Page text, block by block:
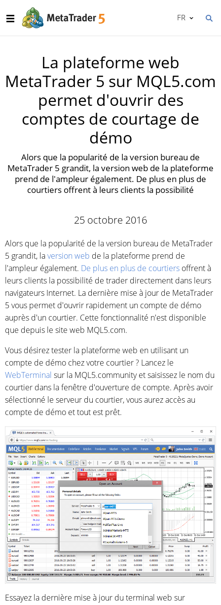
FR
La plateforme web
MetaTrader 5 sur MQL5.com
permet d'ouvrir des
comptes de courtage de
démo
Alors que la popularité de la version bureau de
MetaTrader 5 grandit, la version web de la plateforme
prend de l'ampleur également. De plus en plus de
courtiers offrent à leurs clients la possibilité
25 octobre 2016
Alors que la popularité de la version bureau de MetaTrader
5 grandit, laversion web de la plateforme prend de
l'ampleur également. De plus en plus de courtiers offrent à
leurs clients la possibilité de trader directement dans leurs
navigateurs Internet. La dernière mise à jour de MetaTrader
5 vous permet d'ouvrir rapidement un compte de démo
auprès d'un courtier. Cette fonctionnalité n'est disponible
que depuis le site web MQL5.com.
Vous désirez tester la plateforme web en utilisant un
compte de démo chez votre courtier ? Lancez le
WebTerminal sur la MQL5.community et saisissez le nom du
courtier dans la fenêtre d'ouverture de compte. Après avoir
sélectionné le serveur du courtier, vous aurez accès au
compte de démo et tout est prêt.
Essayez la dernière mise à jour du terminal web sur